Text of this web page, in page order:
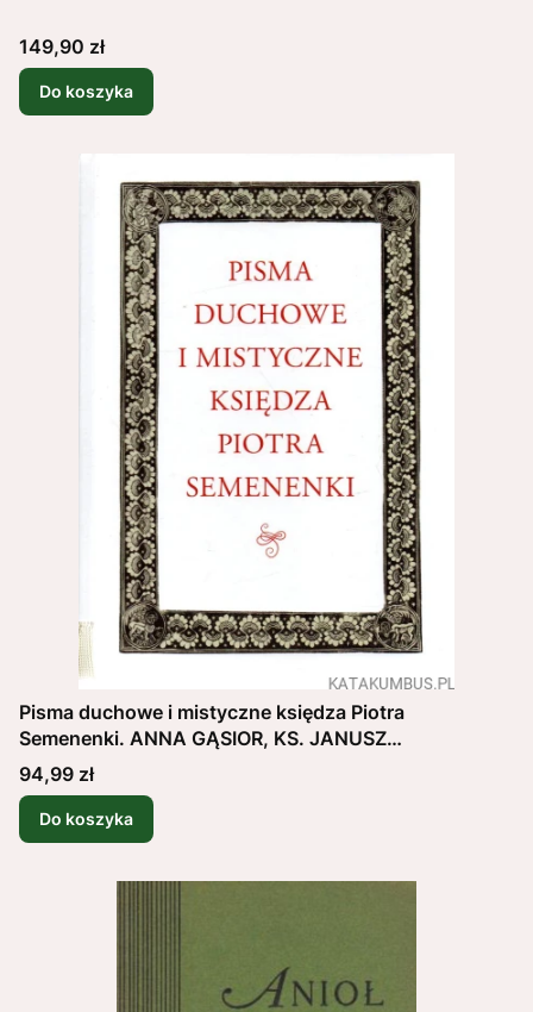
Cena
149,90 zł
Do koszyka
Pisma duchowe i mistyczne księdza Piotra
Semenenki. ANNA GĄSIOR, KS. JANUSZ
KRÓLIKOWSKI
Cena
94,99 zł
Do koszyka